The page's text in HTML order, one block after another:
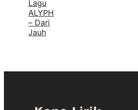
Lagu
ALYPH
– Dari
Jauh